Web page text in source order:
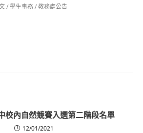
/學生事務/教務處公告
校內自然競賽入選第二階段名單
12/01/2021